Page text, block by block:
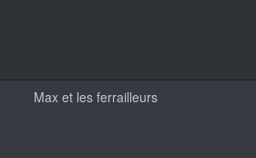
Max et les ferrailleurs